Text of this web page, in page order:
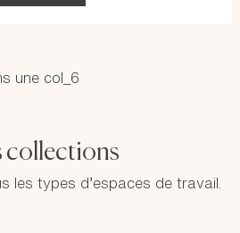
une col_6
collections
les types d’espaces de travail.